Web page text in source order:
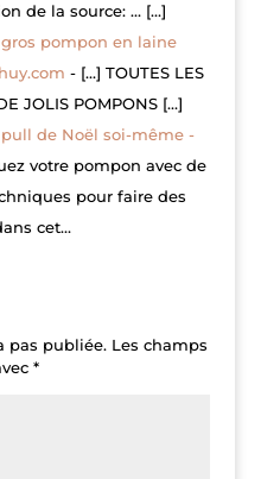
de la source: … […]
pompon en laine
- […] TOUTES LES
JOLIS POMPONS […]
de Noël soi-même -
votre pompon avec de
pour faire des
cet…
pas publiée. Les champs
*